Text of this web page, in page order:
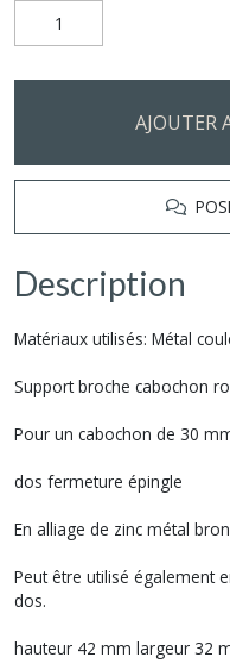
AJOUTER
Description
Matériaux utilisés: Métal
Support broche cabochon
Pour un cabochon de 30
dos fermeture épingle
En alliage de zinc métal
Peut être utilisé également
dos.
hauteur 42 mm largeur 32